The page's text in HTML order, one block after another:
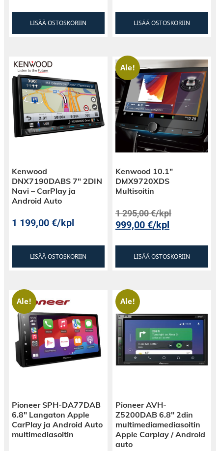
LISÄÄ OSTOSKORIIN LISÄÄ OSTOSKORIIN
Kenwood
DNX7190DABS 7″ 2DIN
Navi – CarPlay ja
Android Auto
1 199,00€/kpl
LISÄÄ OSTOSKORIIN
Ale!
Kenwood 10.1″
DMX9720XDS
Multisoitin
1 295,00€/kpl
999,00€/kpl
LISÄÄ OSTOSKORIIN
Ale!
Pioneer SPH-DA77DAB
6.8″ Langaton Apple
CarPlay ja Android Auto
multimediasoitin
Ale!
Pioneer AVH-
Z5200DAB 6.8″ 2din
multimediamediasoitin
Apple Carplay / Android
auto